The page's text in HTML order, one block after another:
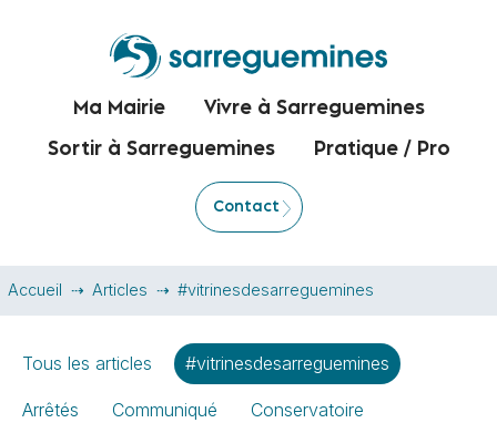
Ma Mairie Vivre à Sarreguemines
Sortir à Sarreguemines Pratique / Pro
Contact
Accueil Articles #vitrinesdesarreguemines
Tous les articles #vitrinesdesarreguemines
Arrêtés Communiqué Conservatoire